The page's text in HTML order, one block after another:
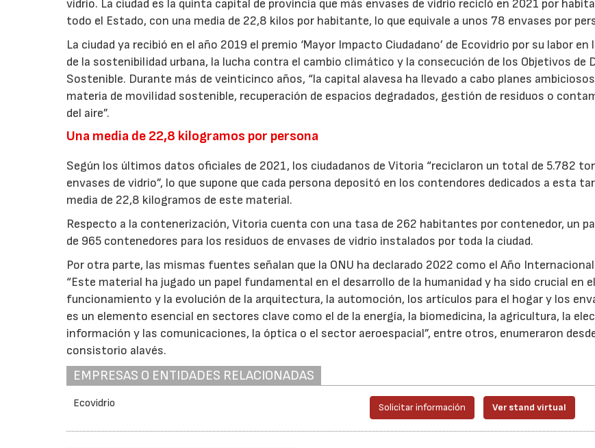
vidrio. La ciudad es la quinta capital de provincia que más envases de vidrio recicló en 2021 por
todo el Estado, con una media de 22,8 kilos por habitante, lo que equivale a unos 78 envases por
La ciudad ya recibió en el año 2019 el premio ‘Mayor Impacto Ciudadano’ de Ecovidrio por su labor en
de la sostenibilidad urbana, la lucha contra el cambio climático y la consecución de los Objetivos de
Sostenible. Durante más de veinticinco años, “la capital alavesa ha llevado a cabo planes
materia de movilidad sostenible, recuperación de espacios degradados, gestión de residuos o
del aire”.
Una media de 22,8 kilogramos por persona
Según los últimos datos oficiales de 2021, los ciudadanos de Vitoria “reciclaron un total de 5.782
envases de vidrio”, lo que supone que cada persona depositó en los contendores dedicados a esta
media de 22,8 kilogramos de este material.
Respecto a la contenerización, Vitoria cuenta con una tasa de 262 habitantes por contenedor, un
de 965 contenedores para los residuos de envases de vidrio instalados por toda la ciudad.
Por otra parte, las mismas fuentes señalan que la ONU ha declarado 2022 como el Año
“Este material ha jugado un papel fundamental en el desarrollo de la humanidad y ha sido crucial en el
funcionamiento y la evolución de la arquitectura, la automoción, los artículos para el hogar y los
es un elemento esencial en sectores clave como el de la energía, la biomedicina, la agricultura, la
información y las comunicaciones, la óptica o el sector aeroespacial”, entre otros, enumeraron
consistorio alavés.
EMPRESAS O ENTIDADES RELACIONADAS
Ecovidrio Solicitar información Ver stand virtual